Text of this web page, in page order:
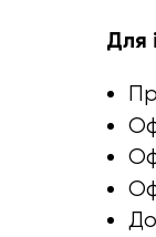
Для